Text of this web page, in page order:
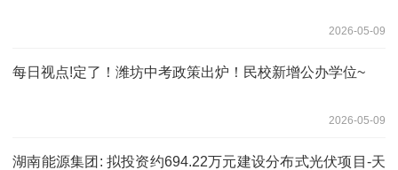
2026-05-09
每日视点!定了！潍坊中考政策出炉！民校新增公办学位~
2026-05-09
湖南能源集团: 拟投资约694.22万元建设分布式光伏项目-天